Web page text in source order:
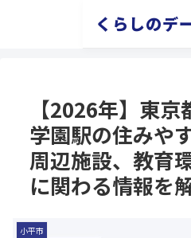
くらしのデ
【2026年】東
学園駅の住みや
周辺施設、教育
に関わる情報を
小平市